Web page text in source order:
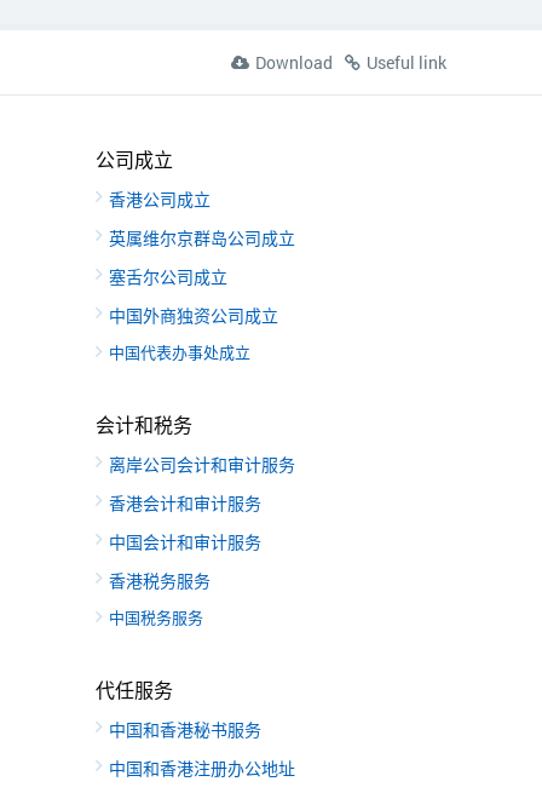
Download Useful link
公司成立
香港公司成立
英属维尔京群岛公司成立
塞舌尔公司成立
中国外商独资公司成立
中国代表办事处成立
会计和税务
离岸公司会计和审计服务
香港会计和审计服务
中国会计和审计服务
香港税务服务
中国税务服务
代任服务
中国和香港秘书服务
中国和香港注册办公地址